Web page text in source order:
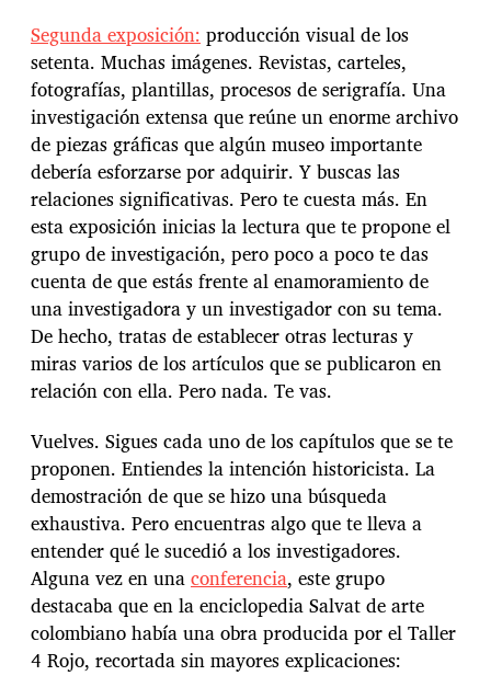
Segunda exposición: producción visual de los
setenta. Muchas imágenes. Revistas, carteles,
fotografías, plantillas, procesos de serigrafía. Una
investigación extensa que reúne un enorme archivo
de piezas gráficas que algún museo importante
debería esforzarse por adquirir. Y buscas las
relaciones significativas. Pero te cuesta más. En
esta exposición inicias la lectura que te propone el
grupo de investigación, pero poco a poco te das
cuenta de que estás frente al enamoramiento de
una investigadora y un investigador con su tema.
De hecho, tratas de establecer otras lecturas y
miras varios de los artículos que se publicaron en
relación con ella. Pero nada. Te vas.
Vuelves. Sigues cada uno de los capítulos que se te
proponen. Entiendes la intención historicista. La
demostración de que se hizo una búsqueda
exhaustiva. Pero encuentras algo que te lleva a
entender qué le sucedió a los investigadores.
Alguna vez en unaconferencia, este grupo
destacaba que en la enciclopedia Salvat de arte
colombiano había una obra producida por el Taller
4 Rojo, recortada sin mayores explicaciones: